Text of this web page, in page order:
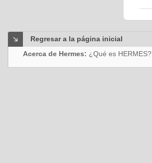
Regresar a la página inicial
Acerca de Hermes: ¿Qué es HERMES?